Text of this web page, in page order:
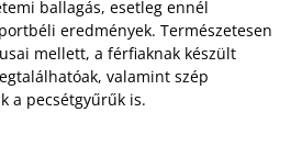
ballagás, esetleg ennél
eredmények. Természetesen
mellett, a férfiaknak készült
valamint szép
a pecsétgyűrűk is.